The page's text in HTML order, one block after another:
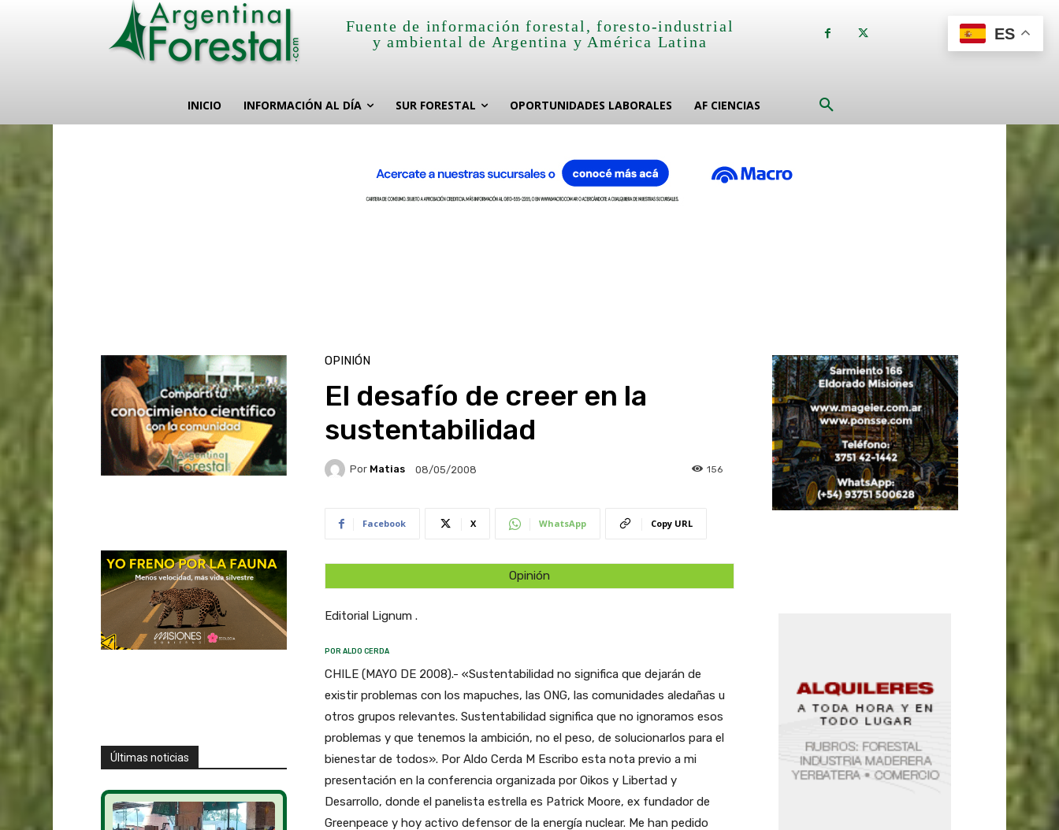
Fuente de información forestal, foresto-industrial
y ambiental de Argentina y América Latina
INICIO INFORMACIÓN AL DÍA SUR FORESTAL OPORTUNIDADES LABORALES AF CIENCIAS
Últimas noticias
OPINIÓN
El desafío de creer en la
sustentabilidad
Por Matias 08/05/2008 156
Facebook X WhatsApp Copy URL
Opinión
Editorial Lignum .
POR ALDO CERDA
CHILE (MAYO DE 2008).- «Sustentabilidad no significa que dejarán de
existir problemas con los mapuches, las ONG, las comunidades aledañas u
otros grupos relevantes. Sustentabilidad significa que no ignoramos esos
problemas y que tenemos la ambición, no el peso, de solucionarlos para el
bienestar de todos». Por Aldo Cerda M Escribo esta nota previo a mi
presentación en la conferencia organizada por Oikos y Libertad y
Desarrollo, donde el panelista estrella es Patrick Moore, ex fundador de
Greenpeace y hoy activo defensor de la energía nuclear. Me han pedido
ES